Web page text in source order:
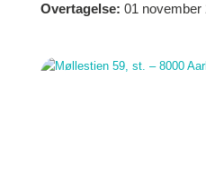
Overtagelse: 01 november